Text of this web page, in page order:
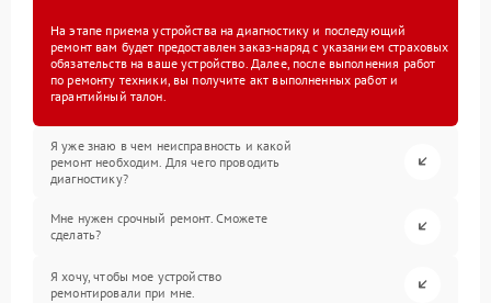
На этапе приема устройства на диагностику и последующий
ремонт вам будет предоставлен заказ-наряд с указанием страховых
обязательств на ваше устройство. Далее, после выполнения работ
по ремонту техники, вы получите акт выполненных работ и
гарантийный талон.
Я уже знаю в чем неисправность и какой
ремонт необходим. Для чего проводить
диагностику?
Мне нужен срочный ремонт. Сможете
сделать?
Я хочу, чтобы мое устройство
ремонтировали при мне.